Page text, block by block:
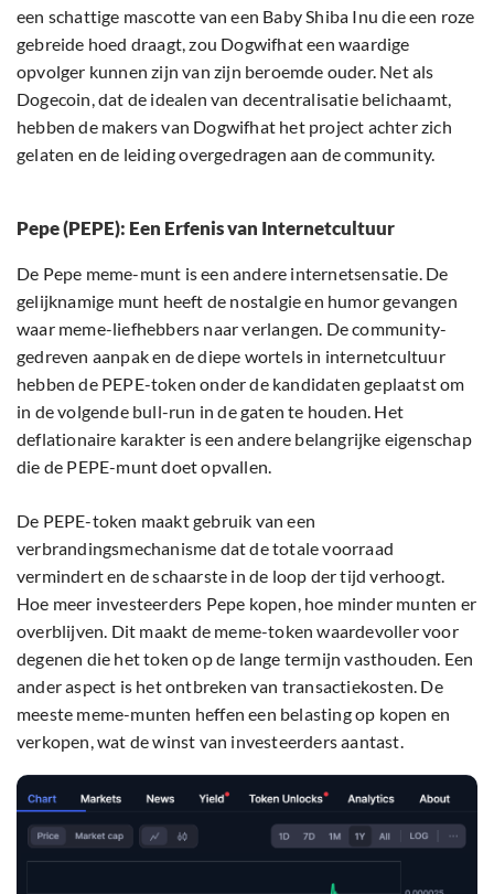
een schattige mascotte van een Baby Shiba Inu die een roze
gebreide hoed draagt, zou Dogwifhat een waardige
opvolger kunnen zijn van zijn beroemde ouder. Net als
Dogecoin, dat de idealen van decentralisatie belichaamt,
hebben de makers van Dogwifhat het project achter zich
gelaten en de leiding overgedragen aan de community.
Pepe (PEPE): Een Erfenis van Internetcultuur
De Pepe meme-munt is een andere internetsensatie. De
gelijknamige munt heeft de nostalgie en humor gevangen
waar meme-liefhebbers naar verlangen. De community-
gedreven aanpak en de diepe wortels in internetcultuur
hebben de PEPE-token onder de kandidaten geplaatst om
in de volgende bull-run in de gaten te houden. Het
deflationaire karakter is een andere belangrijke eigenschap
die de PEPE-munt doet opvallen.
De PEPE-token maakt gebruik van een
verbrandingsmechanisme dat de totale voorraad
vermindert en de schaarste in de loop der tijd verhoogt.
Hoe meer investeerders Pepe kopen, hoe minder munten er
overblijven. Dit maakt de meme-token waardevoller voor
degenen die het token op de lange termijn vasthouden. Een
ander aspect is het ontbreken van transactiekosten. De
meeste meme-munten heffen een belasting op kopen en
verkopen, wat de winst van investeerders aantast.